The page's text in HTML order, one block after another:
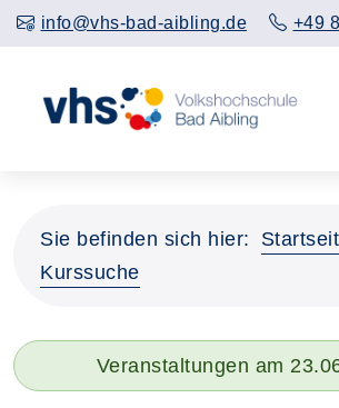
info@vhs-bad-aibling.de +49
Sie befinden sich hier:
Kurssuche
Veranstaltungen am